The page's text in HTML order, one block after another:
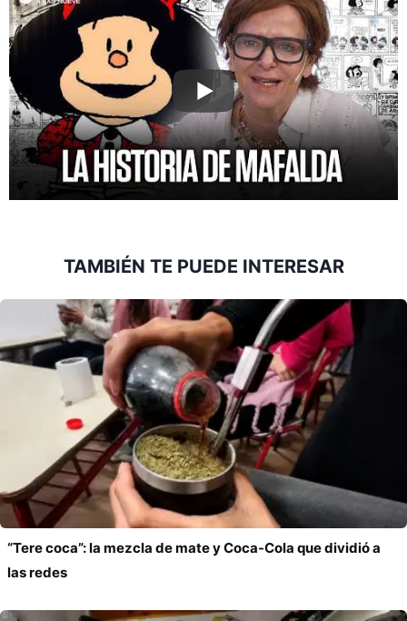
TAMBIÉN TE PUEDE INTERESAR
“Tere coca”: la mezcla de mate y Coca-Cola que dividió a
las redes